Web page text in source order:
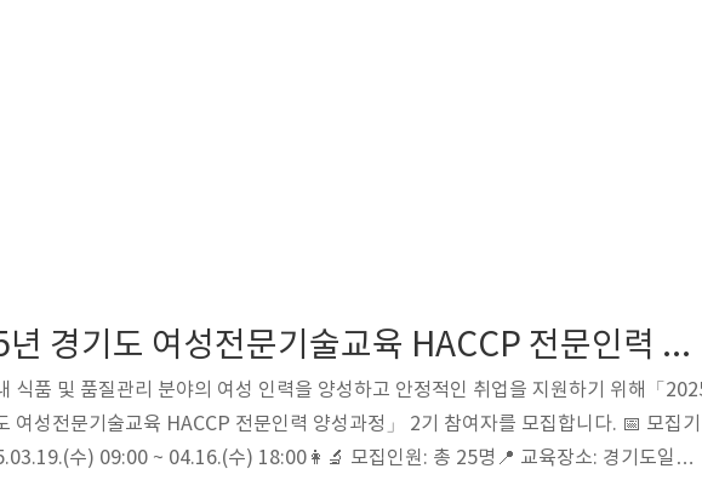
2025년 경기도 여성전문기술교육 HACCP 전문인력 양성과정 2기 모집 안내
식품 및 품질관리 분야의 여성 인력을 양성하고 안정적인 취업을 지원하기 위해「
여성전문기술교육 HACCP 전문인력 양성과정」 2기 참여자를 모집합니다. 📅 모집기
수) 09:00 ~ 04.16.(수) 18:00👩‍🔬 모집인원: 총 25명📍 교육장소: 경기도일자